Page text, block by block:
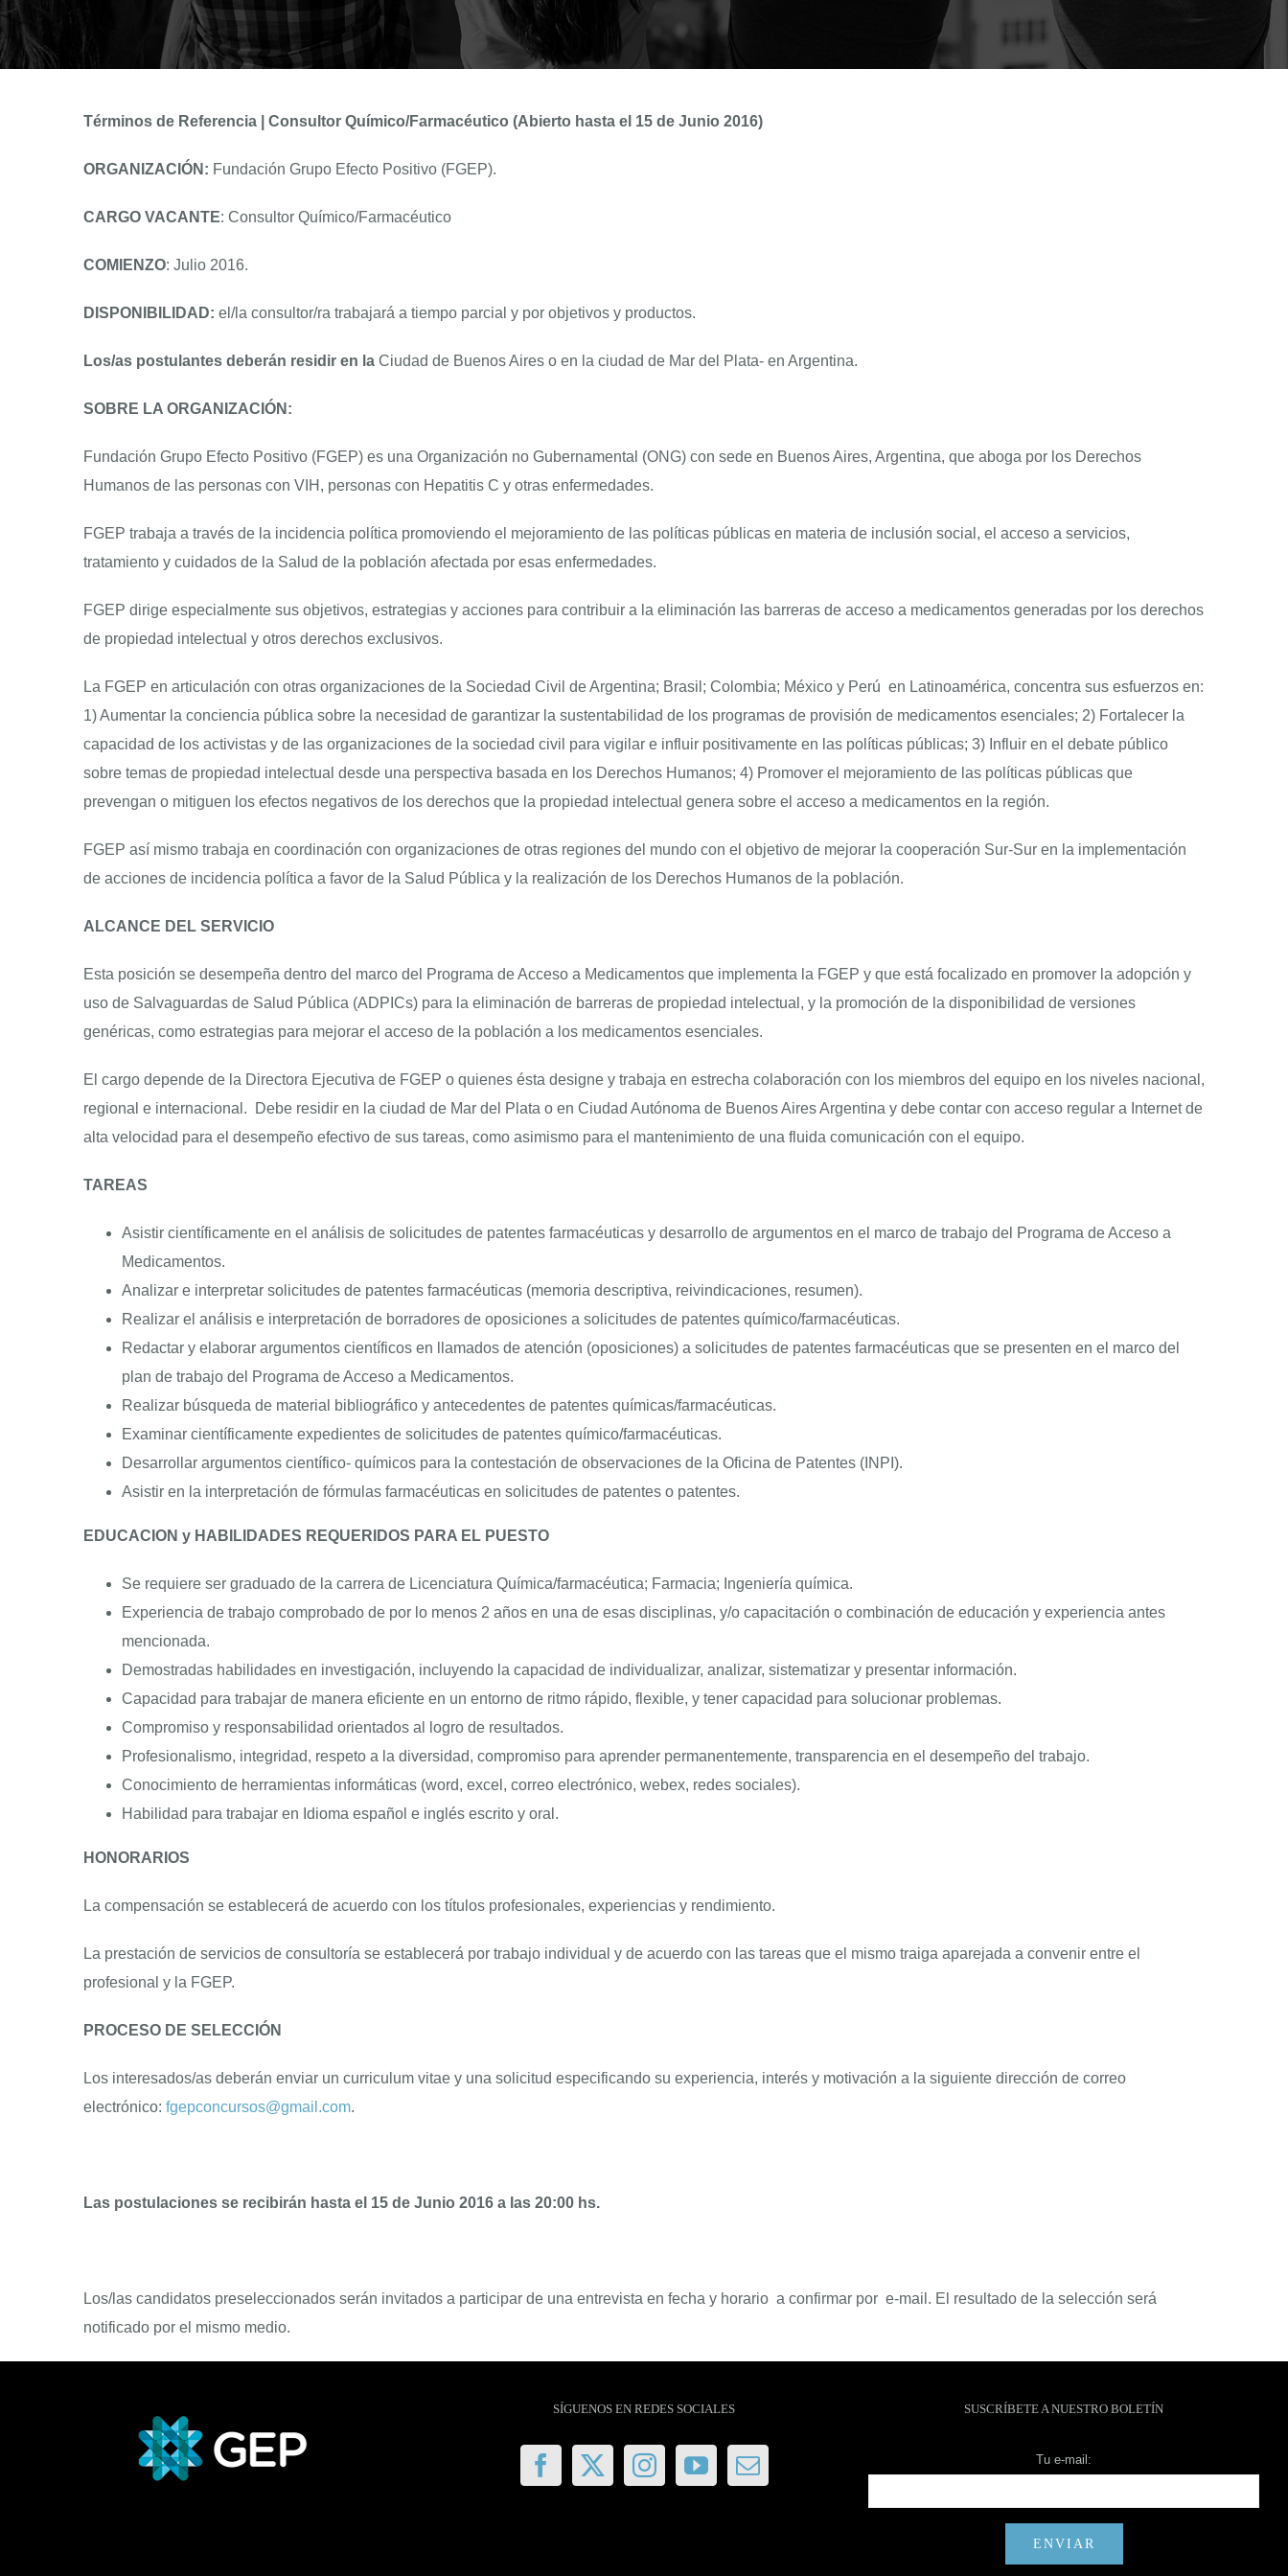
Términos de Referencia | Consultor Químico/Farmacéutico (Abierto hasta el 15 de Junio 2016)
ORGANIZACIÓN: Fundación Grupo Efecto Positivo (FGEP).
CARGO VACANTE: Consultor Químico/Farmacéutico
COMIENZO: Julio 2016.
DISPONIBILIDAD: el/la consultor/ra trabajará a tiempo parcial y por objetivos y productos.
Los/as postulantes deberán residir en la Ciudad de Buenos Aires o en la ciudad de Mar del Plata- en Argentina.
SOBRE LA ORGANIZACIÓN:
Fundación Grupo Efecto Positivo (FGEP) es una Organización no Gubernamental (ONG) con sede en Buenos Aires, Argentina, que aboga por los Derechos
Humanos de las personas con VIH, personas con Hepatitis C y otras enfermedades.
FGEP trabaja a través de la incidencia política promoviendo el mejoramiento de las políticas públicas en materia de inclusión social, el acceso a servicios,
tratamiento y cuidados de la Salud de la población afectada por esas enfermedades.
FGEP dirige especialmente sus objetivos, estrategias y acciones para contribuir a la eliminación las barreras de acceso a medicamentos generadas por los derechos
de propiedad intelectual y otros derechos exclusivos.
La FGEP en articulación con otras organizaciones de la Sociedad Civil de Argentina; Brasil; Colombia; México y Perú en Latinoamérica, concentra sus esfuerzos en:
1) Aumentar la conciencia pública sobre la necesidad de garantizar la sustentabilidad de los programas de provisión de medicamentos esenciales; 2) Fortalecer la
capacidad de los activistas y de las organizaciones de la sociedad civil para vigilar e influir positivamente en las políticas públicas; 3) Influir en el debate público
sobre temas de propiedad intelectual desde una perspectiva basada en los Derechos Humanos; 4) Promover el mejoramiento de las políticas públicas que
prevengan o mitiguen los efectos negativos de los derechos que la propiedad intelectual genera sobre el acceso a medicamentos en la región.
FGEP así mismo trabaja en coordinación con organizaciones de otras regiones del mundo con el objetivo de mejorar la cooperación Sur-Sur en la implementación
de acciones de incidencia política a favor de la Salud Pública y la realización de los Derechos Humanos de la población.
ALCANCE DEL SERVICIO
Esta posición se desempeña dentro del marco del Programa de Acceso a Medicamentos que implementa la FGEP y que está focalizado en promover la adopción y
uso de Salvaguardas de Salud Pública (ADPICs) para la eliminación de barreras de propiedad intelectual, y la promoción de la disponibilidad de versiones
genéricas, como estrategias para mejorar el acceso de la población a los medicamentos esenciales.
El cargo depende de la Directora Ejecutiva de FGEP o quienes ésta designe y trabaja en estrecha colaboración con los miembros del equipo en los niveles nacional,
regional e internacional. Debe residir en la ciudad de Mar del Plata o en Ciudad Autónoma de Buenos Aires Argentina y debe contar con acceso regular a Internet de
alta velocidad para el desempeño efectivo de sus tareas, como asimismo para el mantenimiento de una fluida comunicación con el equipo.
TAREAS
Asistir científicamente en el análisis de solicitudes de patentes farmacéuticas y desarrollo de argumentos en el marco de trabajo del Programa de Acceso a
Medicamentos.
Analizar e interpretar solicitudes de patentes farmacéuticas (memoria descriptiva, reivindicaciones, resumen).
Realizar el análisis e interpretación de borradores de oposiciones a solicitudes de patentes químico/farmacéuticas.
Redactar y elaborar argumentos científicos en llamados de atención (oposiciones) a solicitudes de patentes farmacéuticas que se presenten en el marco del
plan de trabajo del Programa de Acceso a Medicamentos.
Realizar búsqueda de material bibliográfico y antecedentes de patentes químicas/farmacéuticas.
Examinar científicamente expedientes de solicitudes de patentes químico/farmacéuticas.
Desarrollar argumentos científico- químicos para la contestación de observaciones de la Oficina de Patentes (INPI).
Asistir en la interpretación de fórmulas farmacéuticas en solicitudes de patentes o patentes.
EDUCACION y HABILIDADES REQUERIDOS PARA EL PUESTO
Se requiere ser graduado de la carrera de Licenciatura Química/farmacéutica; Farmacia; Ingeniería química.
Experiencia de trabajo comprobado de por lo menos 2 años en una de esas disciplinas, y/o capacitación o combinación de educación y experiencia antes
mencionada.
Demostradas habilidades en investigación, incluyendo la capacidad de individualizar, analizar, sistematizar y presentar información.
Capacidad para trabajar de manera eficiente en un entorno de ritmo rápido, flexible, y tener capacidad para solucionar problemas.
Compromiso y responsabilidad orientados al logro de resultados.
Profesionalismo, integridad, respeto a la diversidad, compromiso para aprender permanentemente, transparencia en el desempeño del trabajo.
Conocimiento de herramientas informáticas (word, excel, correo electrónico, webex, redes sociales).
Habilidad para trabajar en Idioma español e inglés escrito y oral.
HONORARIOS
La compensación se establecerá de acuerdo con los títulos profesionales, experiencias y rendimiento.
La prestación de servicios de consultoría se establecerá por trabajo individual y de acuerdo con las tareas que el mismo traiga aparejada a convenir entre el
profesional y la FGEP.
PROCESO DE SELECCIÓN
Los interesados/as deberán enviar un curriculum vitae y una solicitud especificando su experiencia, interés y motivación a la siguiente dirección de correo
electrónico: fgepconcursos@gmail.com.
Las postulaciones se recibirán hasta el 15 de Junio 2016 a las 20:00 hs.
Los/las candidatos preseleccionados serán invitados a participar de una entrevista en fecha y horario a confirmar por e-mail. El resultado de la selección será
notificado por el mismo medio.
SÍGUENOS EN REDES SOCIALES SUSCRÍBETE A NUESTRO BOLETÍN
Tu e-mail: